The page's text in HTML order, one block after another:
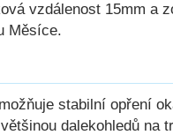
vzdálenost 15mm a
Měsíce.
stabilní opření
dalekohledů na